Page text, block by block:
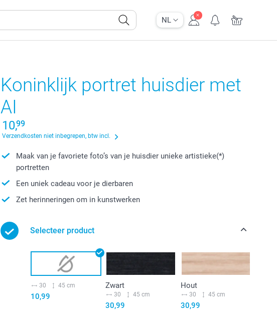
NL
Koninklijk portret huisdier met
AI
10,99
Verzendkosten niet inbegrepen, btw incl.
Maak van je favoriete foto’s van je huisdier unieke artistieke(*)
portretten
Een uniek cadeau voor je dierbaren
Zet herinneringen om in kunstwerken
Selecteer product
30 45 cm
10,99
Zwart
30 45 cm
30,99
Hout
30 45 cm
30,99